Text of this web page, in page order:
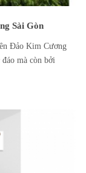
Sài Gòn
Đảo Kim Cương
mà còn bởi